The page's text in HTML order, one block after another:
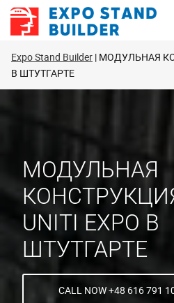
Перейти
Expo Stand Builder МОДУЛЬНАЯ
В ШТУТГАРТЕ
МОДУЛЬНАЯ
UNITI EXPO В
ШТУТГАРТЕ
CALL NOW +48 616 791